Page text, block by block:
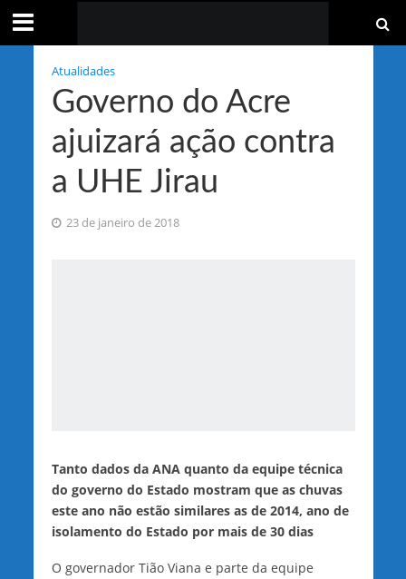
Atualidades
Governo do Acre
ajuizará ação contra
a UHE Jirau
23 de janeiro de 2018
Tanto dados da ANA quanto da equipe técnica
do governo do Estado mostram que as chuvas
este ano não estão similares as de 2014, ano de
isolamento do Estado por mais de 30 dias
O governador Tião Viana e parte da equipe